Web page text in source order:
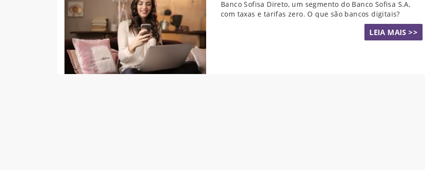
Banco Sofisa Direto, um segmento do Banco Sofisa S.A,
com taxas e tarifas zero. O que são bancos digitais?
LEIA MAIS >>